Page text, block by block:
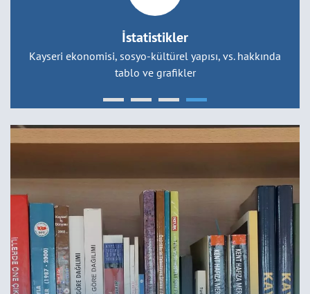
İstatistikler
Kayseri ekonomisi, sosyo-kültürel yapısı, vs. hakkında
tablo ve grafikler